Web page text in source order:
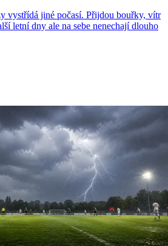
vystřídá jiné počasí. Přijdou bouřky, vítr
letní dny ale na sebe nenechají dlouho